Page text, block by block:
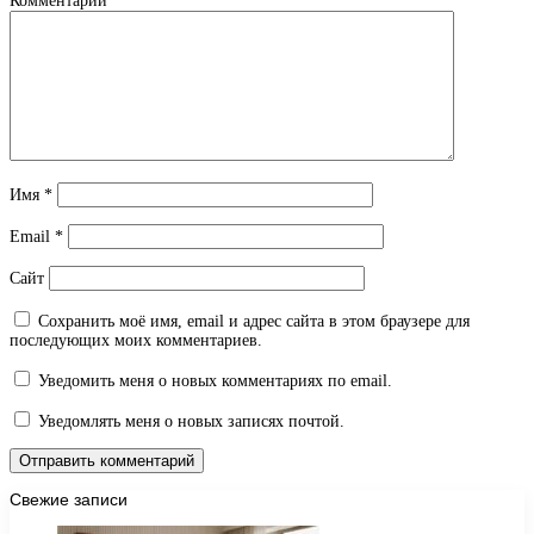
Имя *
Email *
Сайт
Сохранить моё имя, email и адрес сайта в этом браузере для
последующих моих комментариев.
Уведомить меня о новых комментариях по email.
Уведомлять меня о новых записях почтой.
Свежие записи